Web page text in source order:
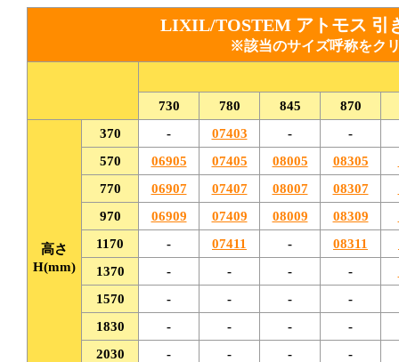
LIXIL/TOSTEM アトモス 引
※該当のサイズ呼称をク
730 780 845 870
高さ
H(mm)
370 - 07403 -
-
570
06905 07405 08005 08305
770
06907 07407 08007 08307
970
06909 07409 08009 08309
1170
- 07411 - 08311
1370
- - - -
1570
- - -
-
1830
- - -
-
2030
- - -
-